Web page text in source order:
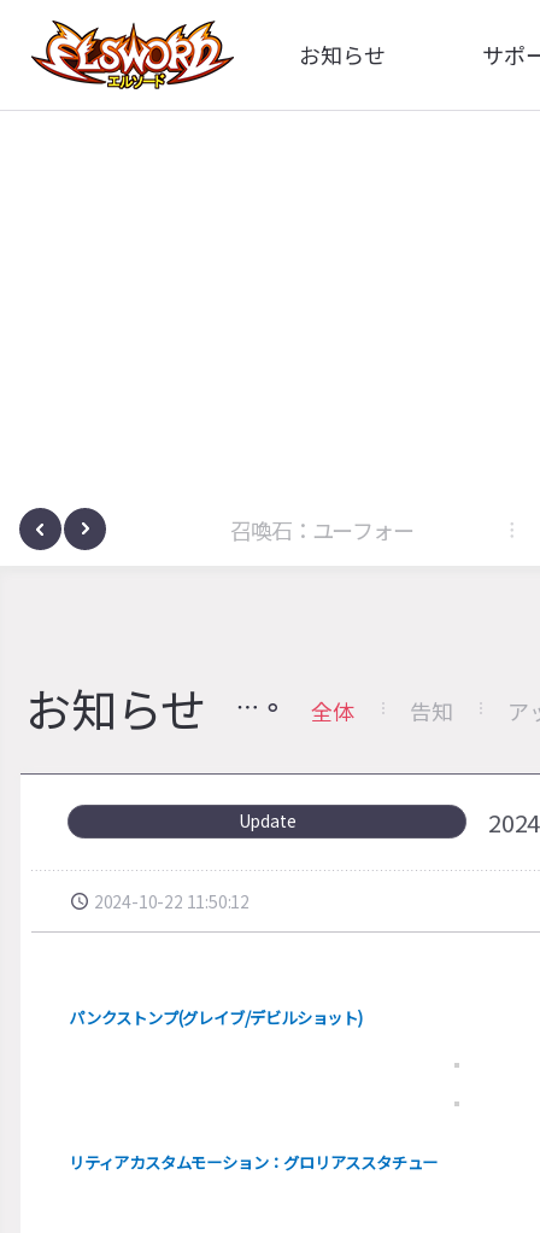
お知らせ
全体
サポ
サノヴァ 召喚石：ユーフォー
お知らせ 全体 告知 ア
Update
2024-10-22 11:50:12
パンクストンプ(グレイブ/デビルショット)
リティアカスタムモーション：グロリアススタチュー